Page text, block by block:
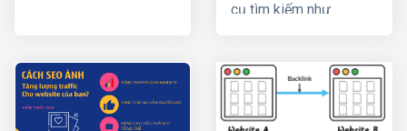
dưới đây củaHIGnhé !
cụ tìm kiếm như
thương hiệu tới khách
hàng. SEO có 3 phần:
chiến lược, chiến thuật